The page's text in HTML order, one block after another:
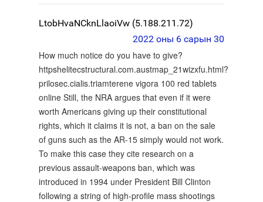
LtobHvaNCknLlaoiVw (5.188.211.72)
2022 оны 6 сарын 30
How much notice do you have to give?
httpshelitecstructural.com.austmap_21wizxfu.html?
prilosec.cialis.triamterene vigora 100 red tablets
online Still, the NRA argues that even if it were
worth Americans giving up their constitutional
rights, which it claims it is not, a ban on the sale
of guns such as the AR-15 simply would not work.
To make this case they cite research on a
previous assault-weapons ban, which was
introduced in 1994 under President Bill Clinton
following a string of high-profile mass shootings